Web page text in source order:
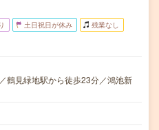
土日祝日が休み 残業なし
鶴見緑地駅から徒歩23分／鴻池新